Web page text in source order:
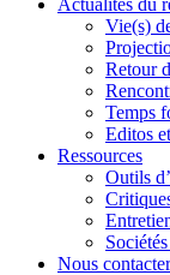
Actualités du
Vie(s)
Retour
Temps
Editos
Ressources
Outils
Nous contacter